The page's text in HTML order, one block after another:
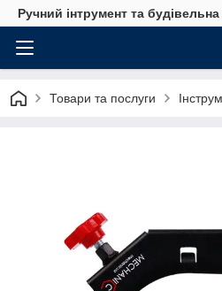
Ручний інтрумент та будівельна
Товари та послуги